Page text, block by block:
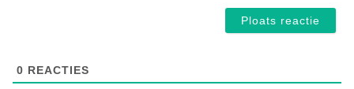
0 REACTIES